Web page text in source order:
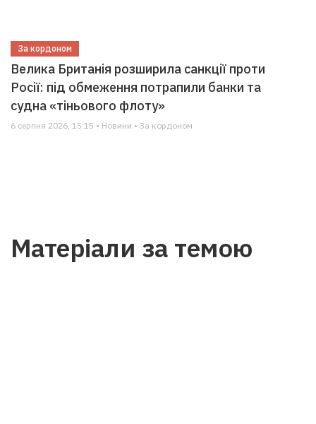
За кордоном
Велика Британія розширила санкції проти
Росії: під обмеження потрапили банки та
судна «тіньового флоту»
6 серпня 2026, 15:15 • Новини • За кордоном
Матеріали за темою